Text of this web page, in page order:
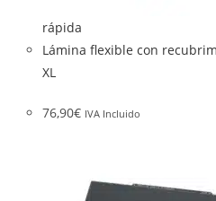
rápida
Lámina flexible con
XL
76,90€ IVA Incluido